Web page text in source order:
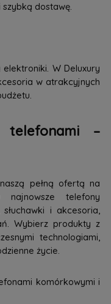
dostawę.
W Deluxury
w atrakcyjnych
–
pełną ofertą na
najnowsze telefony
i akcesoria,
Wybierz produkty z
technologiami,
życie.
komórkowymi i